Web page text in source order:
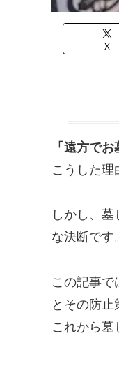
X
「遠方で
こうした理
しかし、
な決断です
この記事
とその防止
これから墓